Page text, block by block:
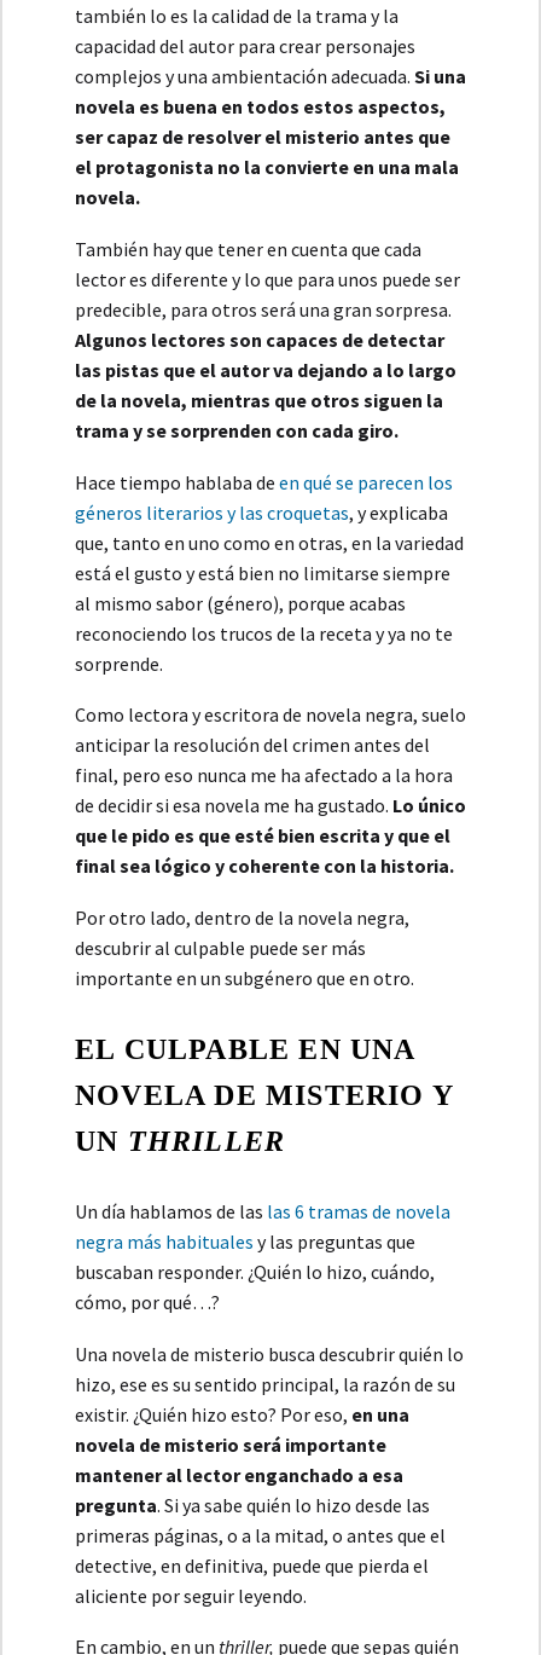
también lo es la calidad de la trama y la
capacidad del autor para crear personajes
complejos y una ambientación adecuada. Si una
novela es buena en todos estos aspectos,
ser capaz de resolver el misterio antes que
el protagonista no la convierte en una mala
novela.
También hay que tener en cuenta que cada
lector es diferente y lo que para unos puede ser
predecible, para otros será una gran sorpresa.
Algunos lectores son capaces de detectar
las pistas que el autor va dejando a lo largo
de la novela, mientras que otros siguen la
trama y se sorprenden con cada giro.
Hace tiempo hablaba de en qué se parecen los
géneros literarios y las croquetas, y explicaba
que, tanto en uno como en otras, en la variedad
está el gusto y está bien no limitarse siempre
al mismo sabor (género), porque acabas
reconociendo los trucos de la receta y ya no te
sorprende.
Como lectora y escritora de novela negra, suelo
anticipar la resolución del crimen antes del
final, pero eso nunca me ha afectado a la hora
de decidir si esa novela me ha gustado. Lo único
que le pido es que esté bien escrita y que el
final sea lógico y coherente con la historia.
Por otro lado, dentro de la novela negra,
descubrir al culpable puede ser más
importante en un subgénero que en otro.
EL CULPABLE EN UNA
NOVELA DE MISTERIO Y
UN THRILLER
Un día hablamos de las las 6 tramas de novela
negra más habituales y las preguntas que
buscaban responder. ¿Quién lo hizo, cuándo,
cómo, por qué…?
Una novela de misterio busca descubrir quién lo
hizo, ese es su sentido principal, la razón de su
existir. ¿Quién hizo esto? Por eso, en una
novela de misterio será importante
mantener al lector enganchado a esa
pregunta. Si ya sabe quién lo hizo desde las
primeras páginas, o a la mitad, o antes que el
detective, en definitiva, puede que pierda el
aliciente por seguir leyendo.
En cambio, en un thriller, puede que sepas quién